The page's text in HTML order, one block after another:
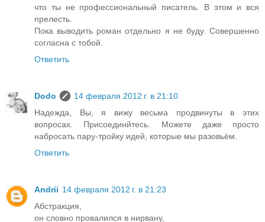
что ты не профессиональный писатель. В этом и вся
прелесть.
Пока выводить роман отдельно я не буду. Совершенно
согласна с тобой.
Ответить
Dodo
14 февраля 2012 г. в 21:10
Надежда, Вы, я вижу весьма продвинуты в этих
вопросах. Присоединйтесь. Можете даже просто
набросать пару-тройку идей, которые мы разовьём.
Ответить
Andrii 14 февраля 2012 г. в 21:23
Абстракция,
он словно провалился в нирвану,